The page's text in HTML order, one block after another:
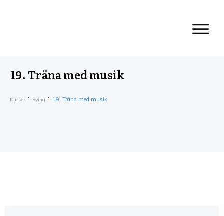
19. Träna med musik
Kurser Sving 19. Träna med musik